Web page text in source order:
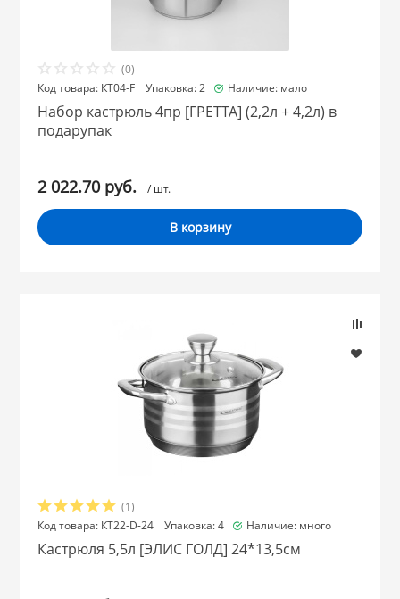
(0)
Наличие: мало
Код товара: КТ04-F Упаковка: 2
Набор кастрюль 4пр [ГРЕТТА] (2,2л + 4,2л) в
подарупак
2 022.70 руб. / шт.
В корзину
(1)
Наличие: много
Код товара: КТ22-D-24 Упаковка: 4
Кастрюля 5,5л [ЭЛИС ГОЛД] 24*13,5см